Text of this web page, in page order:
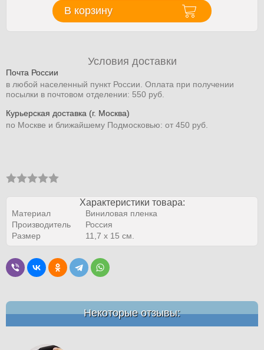
В корзину
Условия доставки
Почта России
в любой населенный пункт России. Оплата при получении
посылки в почтовом отделении: 550 руб.
Курьерская доставка (г. Москва)
по Москве и ближайшему Подмосковью: от 450 руб.
Характеристики товара:
Материал
Виниловая пленка
Производитель
Россия
Размер
11,7 x 15 см.
Некоторые отзывы: